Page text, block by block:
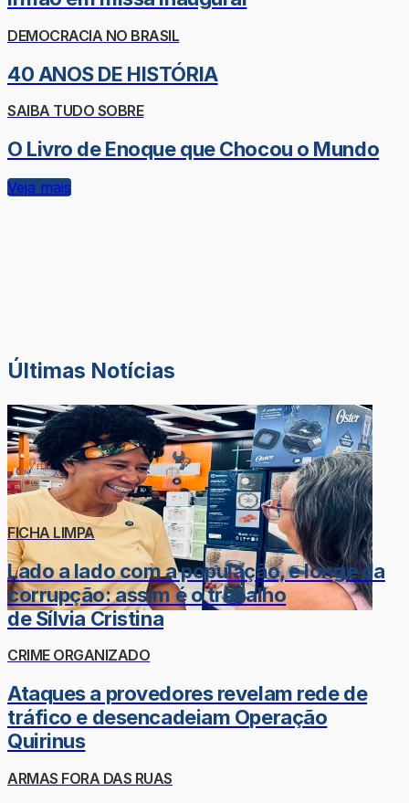
DEMOCRACIA NO BRASIL
40 ANOS DE HISTÓRIA
SAIBA TUDO SOBRE
O Livro de Enoque que Chocou o Mundo
Veja mais
Últimas Notícias
FICHA LIMPA
Lado a lado com a população, e longe da
corrupção: assim é o trabalho
de Sílvia Cristina
CRIME ORGANIZADO
Ataques a provedores revelam rede de
tráfico e desencadeiam Operação
Quirinus
ARMAS FORA DAS RUAS